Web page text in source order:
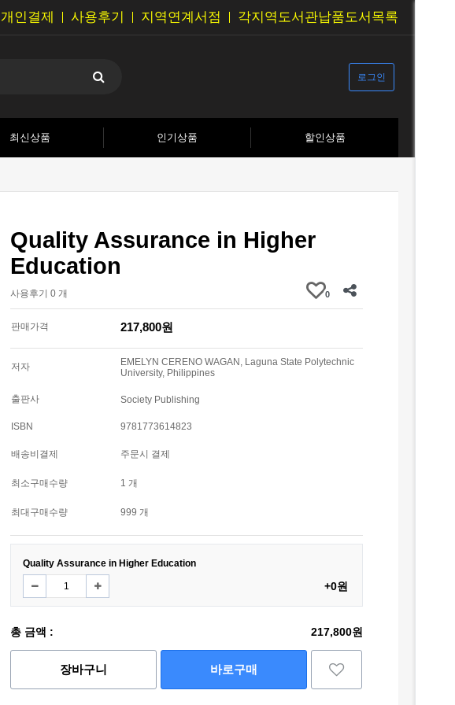
개인결제 사용후기 지역연계서점 각지역도서관납품도서목록
로그인
최신상품 인기상품 할인상품
Quality Assurance in Higher
Education
사용후기 0 개 0
판매가격 217,800원
저자
EMELYN CERENO WAGAN, Laguna State Polytechnic
University, Philippines
출판사 Society Publishing
ISBN 9781773614823
배송비결제 주문시 결제
최소구매수량 1 개
최대구매수량 999 개
Quality Assurance in Higher Education
+0원
총 금액 : 217,800원
장바구니 바로구매